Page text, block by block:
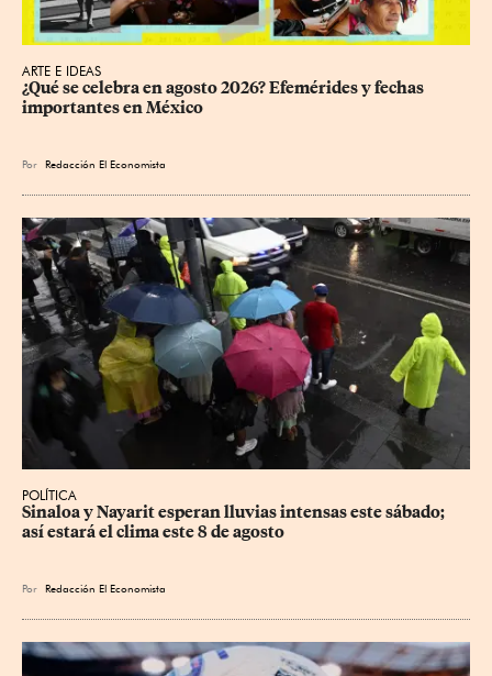
ARTE E IDEAS
¿Qué se celebra en agosto 2026? Efemérides y fechas
importantes en México
Por Redacción El Economista
POLÍTICA
Sinaloa y Nayarit esperan lluvias intensas este sábado;
así estará el clima este 8 de agosto
Por Redacción El Economista